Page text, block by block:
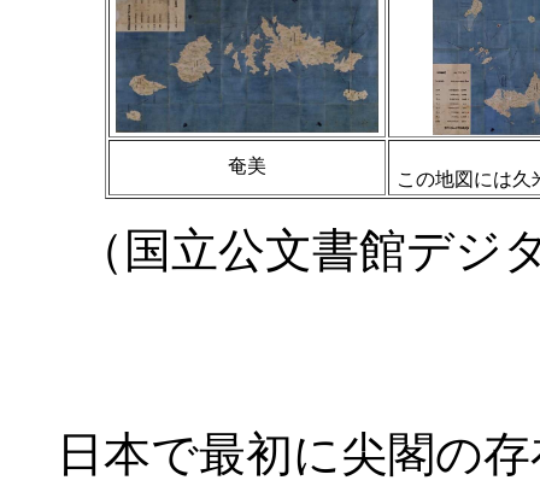
奄美
この地図には久
（国立公文書館デジ
日本で最初に尖閣の